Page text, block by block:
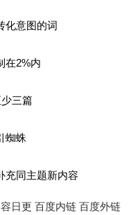
化意图的词
在2%内
三篇
蜘蛛
充同主题新内容
日更 百度内链 百度外链